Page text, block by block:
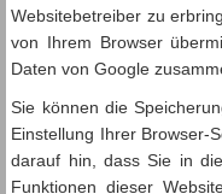
Websitebetreiber zu
von Ihrem Browser
Daten von Google
Sie können die
Einstellung Ihrer Browser-
darauf hin, dass Sie in
Funktionen dieser